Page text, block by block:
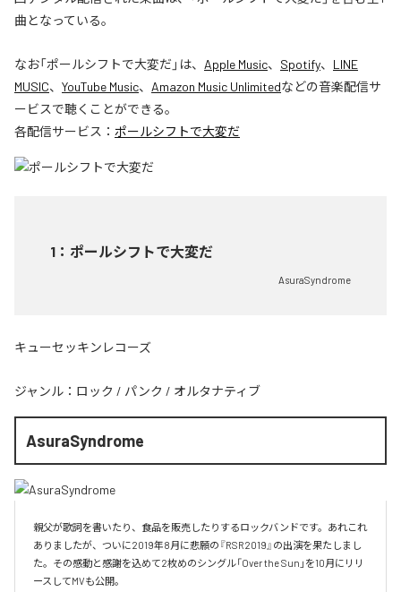
曲となっている。
なお「ポールシフトで大変だ 」は、 Apple Music、 Spotify、 LINE
MUSIC、 YouTube Music、 Amazon Music Unlimitedなどの音楽配信サ
ービスで聴くことができる。
各配信サービス： ポールシフトで大変だ
1 ： ポールシフトで大変だ
AsuraSyndrome
キューセッキンレコーズ
ジャンル： ロック / パンク / オルタナティブ
AsuraSyndrome
親父が歌詞を書いたり、食品を販売したりするロックバンドです。あれこれ
ありましたが、ついに2019年8月に悲願の『RSR2019』の出演を果たしまし
た。その感動と感謝を込めて2枚めのシングル「Over the Sun」を10月にリリ
ースしてMVも公開。